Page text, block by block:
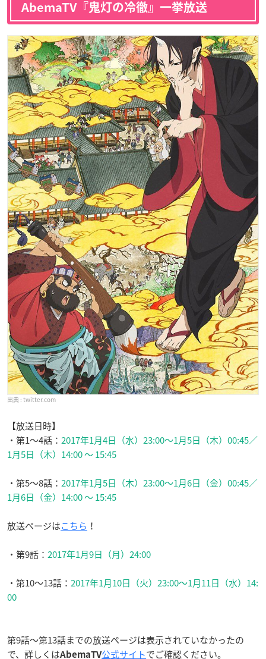
AbemaTV『鬼灯の冷徹』一挙放送
twitter.com
【放送日時】
・第1～4話： 2017年1月4日（水）23:00〜1月5日（木）00:45／
1月5日（木）14:00 〜 15:45
・第5～8話： 2017年1月5日（木）23:00〜1月6日（金）00:45／
1月6日（金）14:00 〜 15:45
放送ページはこちら ！
・第9話： 2017年1月9日（月）24:00
・第10～13話： 2017年1月10日（火）23:00〜1月11日（水）14:
00
第9話〜第13話までの放送ページは表示されていなかったの
で、詳しくはAbemaTV公式サイトでご確認ください。